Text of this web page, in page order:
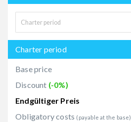
Charter period
Base price
Discount (-0%)
Endgültiger Preis
Obligatory costs (payable at the base)